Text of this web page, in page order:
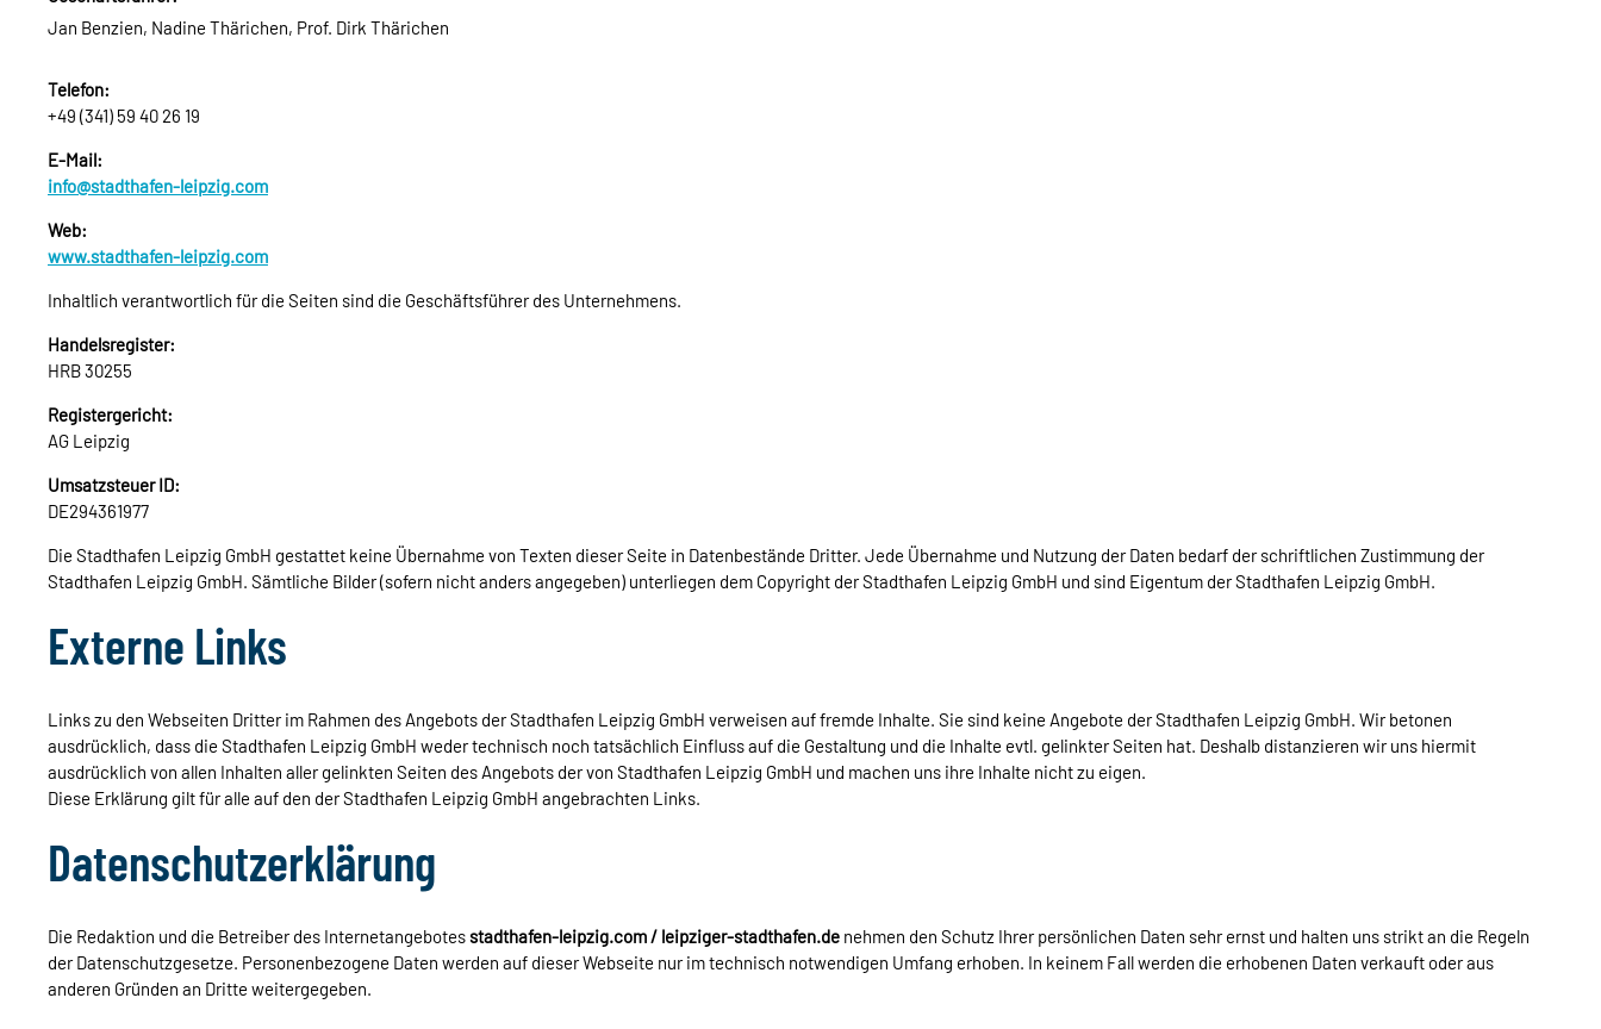
Jan Benzien, Nadine Thärichen, Prof. Dirk Thärichen
Telefon:
+49 (341) 59 40 26 19
E-Mail:
info@stadthafen-leipzig.com
Web:
www.stadthafen-leipzig.com
Inhaltlich verantwortlich für die Seiten sind die Geschäftsführer des Unternehmens.
Handelsregister:
HRB 30255
Registergericht:
AG Leipzig
Umsatzsteuer ID:
DE294361977
Die Stadthafen Leipzig GmbH gestattet keine Übernahme von Texten dieser Seite in Datenbestände Dritter. Jede Übernahme und Nutzung der Daten bedarf der schriftlichen Zustimmung der
Stadthafen Leipzig GmbH. Sämtliche Bilder (sofern nicht anders angegeben) unterliegen dem Copyright der Stadthafen Leipzig GmbH und sind Eigentum der Stadthafen Leipzig GmbH.
Externe Links
Links zu den Webseiten Dritter im Rahmen des Angebots der Stadthafen Leipzig GmbH verweisen auf fremde Inhalte. Sie sind keine Angebote der Stadthafen Leipzig GmbH. Wir betonen
ausdrücklich, dass die Stadthafen Leipzig GmbH weder technisch noch tatsächlich Einfluss auf die Gestaltung und die Inhalte evtl. gelinkter Seiten hat. Deshalb distanzieren wir uns hiermit
ausdrücklich von allen Inhalten aller gelinkten Seiten des Angebots der von Stadthafen Leipzig GmbH und machen uns ihre Inhalte nicht zu eigen.
Diese Erklärung gilt für alle auf den der Stadthafen Leipzig GmbH angebrachten Links.
Datenschutzerklärung
Die Redaktion und die Betreiber des Internetangebotesstadthafen-leipzig.com / leipziger-stadthafen.de nehmen den Schutz Ihrer persönlichen Daten sehr ernst und halten uns strikt an die Regeln
der Datenschutzgesetze. Personenbezogene Daten werden auf dieser Webseite nur im technisch notwendigen Umfang erhoben. In keinem Fall werden die erhobenen Daten verkauft oder aus
anderen Gründen an Dritte weitergegeben.